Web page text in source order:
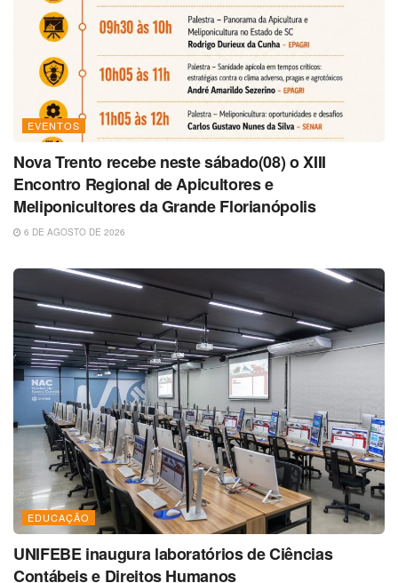
EVENTOS
Nova Trento recebe neste sábado(08) o XIII
Encontro Regional de Apicultores e
Meliponicultores da Grande Florianópolis
6 DE AGOSTO DE 2026
EDUCAÇÃO
UNIFEBE inaugura laboratórios de Ciências
Contábeis e Direitos Humanos